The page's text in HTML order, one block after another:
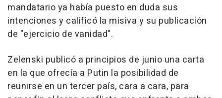
mandatario ya había puesto en duda sus
intenciones y calificó la misiva y su publicación
de "ejercicio de vanidad".
Zelenski publicó a principios de junio una carta
en la que ofrecía a Putin la posibilidad de
reunirse en un tercer país, cara a cara, para